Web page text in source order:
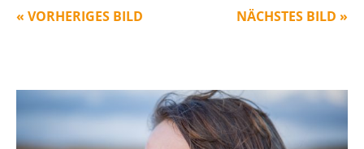
« VORHERIGES BILD NÄCHSTES BILD »